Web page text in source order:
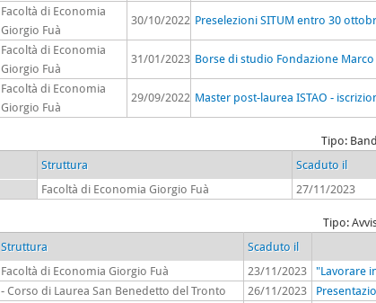
Facoltà di Economia
Giorgio Fuà
30/10/2022 Preselezioni SITUM entro 30
Facoltà di Economia
Giorgio Fuà
31/01/2023 Borse di studio Fondazione Marco
Facoltà di Economia
Giorgio Fuà
29/09/2022 Master post-laurea ISTAO -
Tipo:
Struttura
Scaduto il
Facoltà di Economia Giorgio Fuà 27/11/2023
Tipo:
Struttura
Scaduto il
Facoltà di Economia Giorgio Fuà 23/11/2023
"Lavorare
- Corso di Laurea San Benedetto del Tronto 26/11/2023